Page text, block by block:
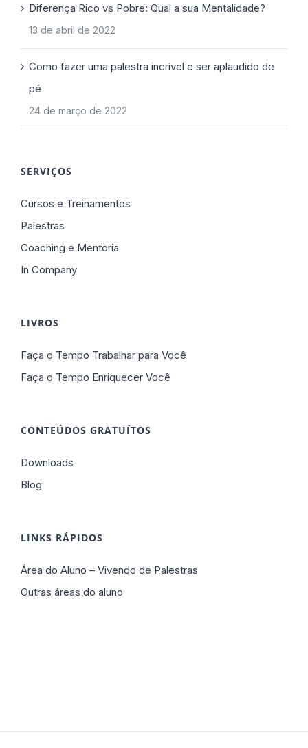
Diferença Rico vs Pobre: Qual a sua Mentalidade?
13 de abril de 2022
Como fazer uma palestra incrível e ser aplaudido de
pé
24 de março de 2022
SERVIÇOS
Cursos e Treinamentos
Palestras
Coaching e Mentoria
In Company
LIVROS
Faça o Tempo Trabalhar para Você
Faça o Tempo Enriquecer Você
CONTEÚDOS GRATUÍTOS
Downloads
Blog
LINKS RÁPIDOS
Área do Aluno – Vivendo de Palestras
Outras áreas do aluno